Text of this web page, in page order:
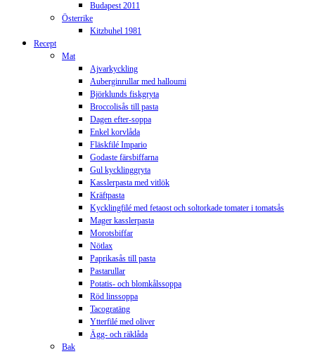
Budapest 2011
Österrike
Kitzbuhel 1981
Recept
Mat
Ajvarkyckling
Auberginrullar med halloumi
Björklunds fiskgryta
Broccolisås till pasta
Dagen efter-soppa
Enkel korvlåda
Fläskfilé Impario
Godaste färsbiffarna
Gul kycklinggryta
Kasslerpasta med vitlök
Kräftpasta
Kycklingfilé med fetaost och soltorkade tomater i tomatsås
Mager kasslerpasta
Morotsbiffar
Nötlax
Paprikasås till pasta
Pastarullar
Potatis- och blomkålssoppa
Röd linssoppa
Tacogratäng
Ytterfilé med oliver
Ägg- och räklåda
Bak